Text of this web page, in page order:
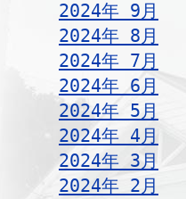
2024年 9月
2024年 8月
2024年 7月
2024年 6月
2024年 5月
2024年 4月
2024年 3月
2024年 2月